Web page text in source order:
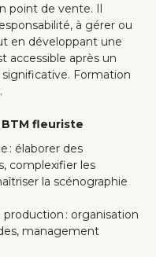
point de vente. Il
à gérer ou
en développant une
accessible après un
Formation
fleuriste
: élaborer des
complexifier les
la scénographie
: organisation
management